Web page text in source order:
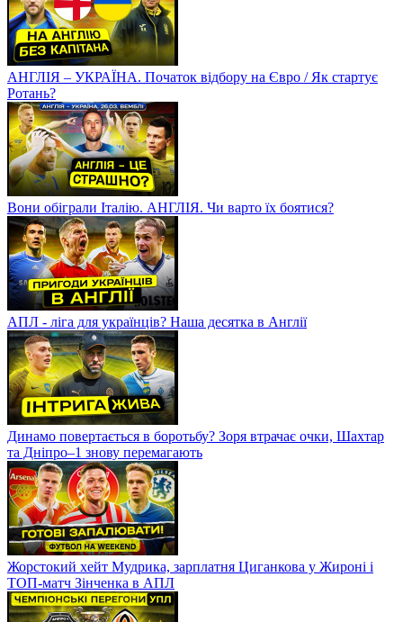
АНГЛІЯ – УКРАЇНА. Початок відбору на Євро / Як стартує
Ротань?
Вони обіграли Італію. АНГЛІЯ. Чи варто їх боятися?
АПЛ - ліга для українців? Наша десятка в Англії
Динамо повертається в боротьбу? Зоря втрачає очки, Шахтар
та Дніпро–1 знову перемагають
Жорстокий хейт Мудрика, зарплатня Циганкова у Жироні і
ТОП-матч Зінченка в АПЛ